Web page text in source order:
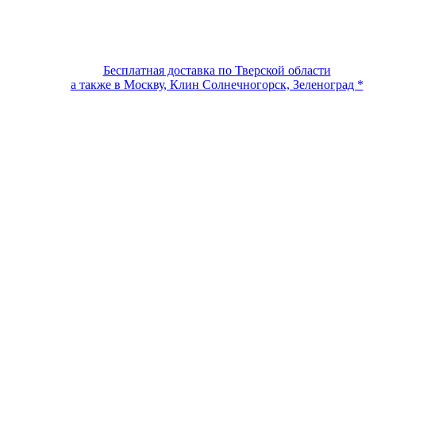
Бесплатная доставка по Тверской области
а также в Москву, Клин Солнечногорск, Зеленоград *